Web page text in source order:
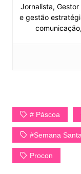
Jornalista,
e gestão
# Páscoa
#Semana Santa
Procon